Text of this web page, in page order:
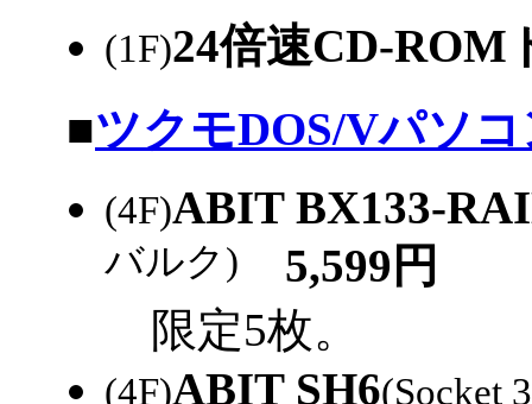
(1F)24倍速CD-ROM
■ツクモDOS/Vパソ
(4F)ABIT BX133-
バルク) 5,599円
限定5枚。
(4F)ABIT SH6(Socket